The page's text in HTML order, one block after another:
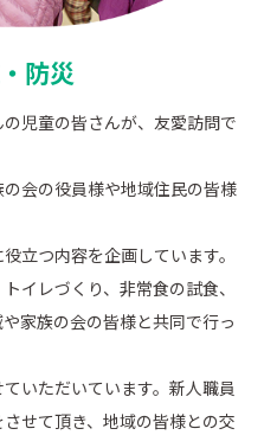
防災
児童の皆さんが、友愛訪問で
会の役員様や地域住民の皆様
立つ内容を企画しています。
イレづくり、非常食の試食、
家族の会の皆様と共同で行っ
いただいています。新人職員
せて頂き、地域の皆様との交